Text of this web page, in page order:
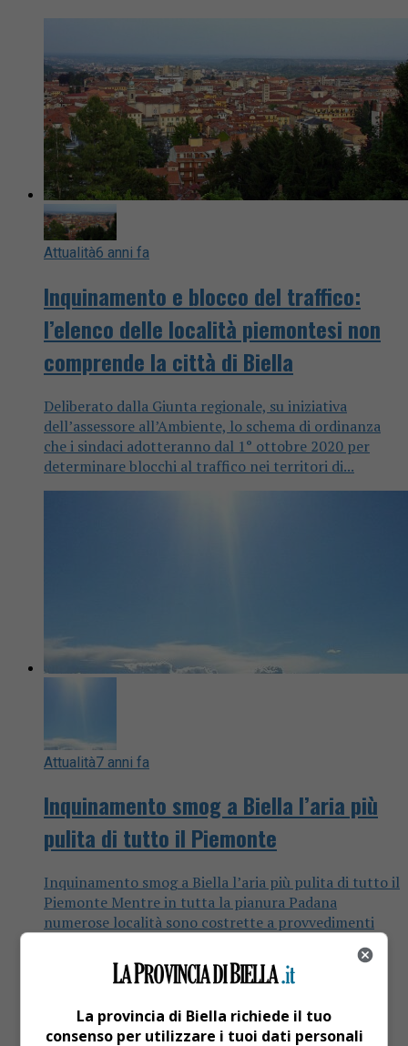
Attualità6 anni fa
Inquinamento e blocco del traffico:
l’elenco delle località piemontesi non
comprende la città di Biella
Deliberato dalla Giunta regionale, su iniziativa
dell’assessore all’Ambiente, lo schema di ordinanza
che i sindaci adotteranno dal 1° ottobre 2020 per
determinare blocchi al traffico nei territori di...
Attualità7 anni fa
Inquinamento smog a Biella l’aria più
pulita di tutto il Piemonte
Inquinamento smog a Biella l’aria più pulita di tutto il
Piemonte Mentre in tutta la pianura Padana
numerose località sono costrette a provvedimenti
La provincia di Biella richiede il tuo
consenso per utilizzare i tuoi dati personali